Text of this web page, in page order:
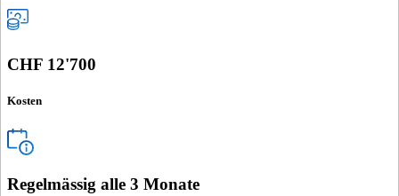
CHF 12'700
Kosten
Regelmässig alle 3 Monate